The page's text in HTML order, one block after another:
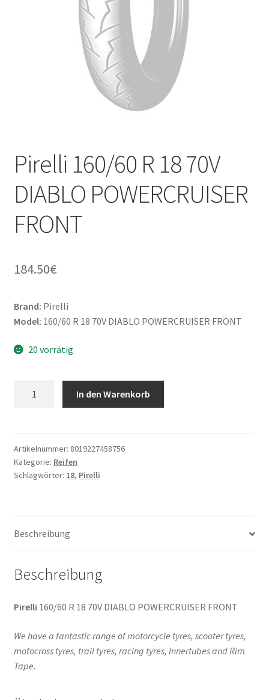
Pirelli 160/60 R 18 70V
DIABLO POWERCRUISER
FRONT
184.50€
Brand: Pirelli
Model: 160/60 R 18 70V DIABLO POWERCRUISER FRONT
20 vorrätig
70V
DIABLO
POWERCRUISER
In den Warenkorb
Artikelnummer: 8019227458756
Kategorie: Reifen
Schlagwörter: 18, Pirelli
Beschreibung
Beschreibung
Pirelli 160/60 R 18 70V DIABLO POWERCRUISER FRONT
We have a fantastic range of motorcycle tyres, scooter tyres,
motocross tyres, trail tyres, racing tyres, Innertubes and Rim
Tape.